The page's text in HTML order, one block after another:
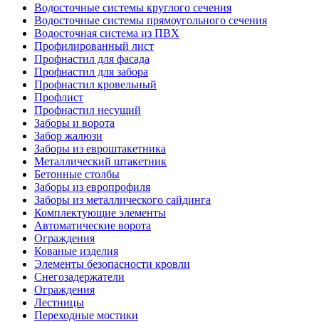
Водосточные системы круглого сечения
Водосточные системы прямоугольного сечения
Водосточная система из ПВХ
Профилированный лист
Профнастил для фасада
Профнастил для забора
Профнастил кровельный
Профлист
Профнастил несущий
Заборы и ворота
Забор жалюзи
Заборы из евроштакетника
Металлический штакетник
Бетонные столбы
Заборы из европрофиля
Заборы из металлического сайдинга
Комплектующие элементы
Автоматические ворота
Ограждения
Кованые изделия
Элементы безопасности кровли
Снегозадержатели
Ограждения
Лестницы
Переходные мостики